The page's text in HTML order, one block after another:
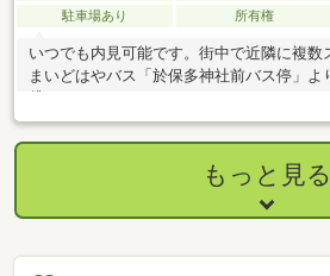
駐車場あり
所有権
いつでも内見可能です。街中で近隣に複数
まいどはやバス「於保多神社前バス停」よ
もっと見る